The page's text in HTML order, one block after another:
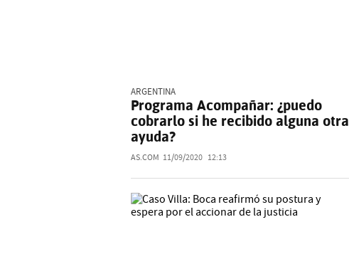
ARGENTINA
Programa Acompañar: ¿puedo
cobrarlo si he recibido alguna otra
ayuda?
AS.COM 11/09/2020 12:13